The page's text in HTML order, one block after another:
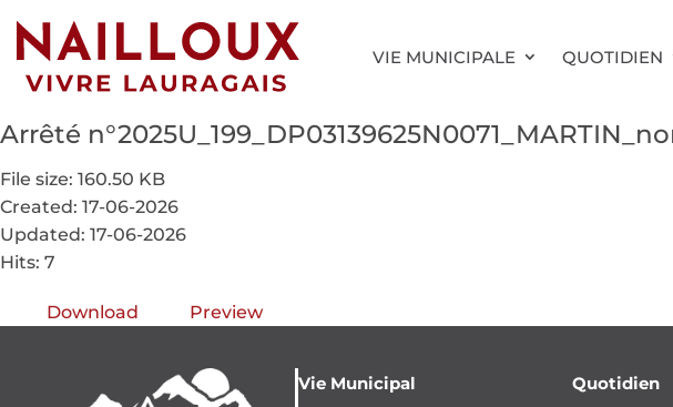
VIE MUNICIPALE QUOTIDIEN
Arrêté
File size: 160.50 KB
Created: 17-06-2026
Updated: 17-06-2026
Hits: 7
Download Preview
Vie Municipal
Quotidien